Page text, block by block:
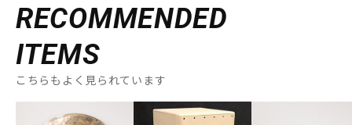
RECOMMENDED
ITEMS
こちらもよく見られています